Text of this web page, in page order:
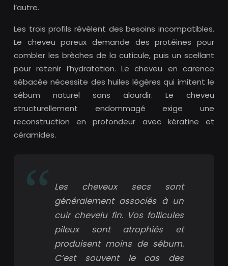
l’autre.
Les trois profils révèlent des besoins incompatibles.
Le cheveu poreux demande des protéines pour
combler les brèches de la cuticule, puis un scellant
pour retenir l’hydratation. Le cheveu en carence
sébacée nécessite des huiles légères qui imitent le
sébum naturel sans alourdir. Le cheveu
structurellement endommagé exige une
reconstruction en profondeur avec kératine et
céramides.
Les cheveux secs sont
généralement associés à un
cuir chevelu fin. Vos follicules
pileux sont atrophiés et
produisent moins de sébum.
C’est souvent le cas des